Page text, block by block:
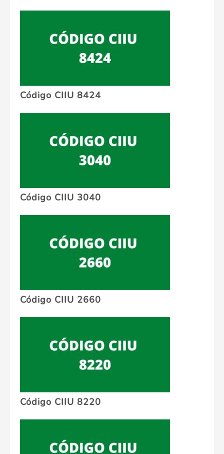
Código CIIU 8424
Código CIIU 3040
Código CIIU 2660
Código CIIU 8220